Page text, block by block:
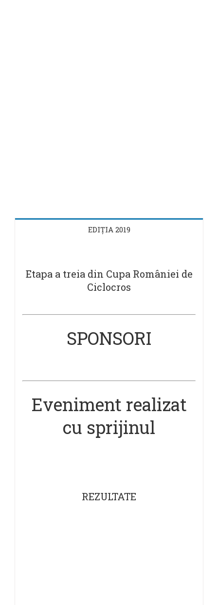
EDIȚIA 2019
Etapa a treia din Cupa României de
Ciclocros
SPONSORI
Eveniment realizat
cu sprijinul
REZULTATE